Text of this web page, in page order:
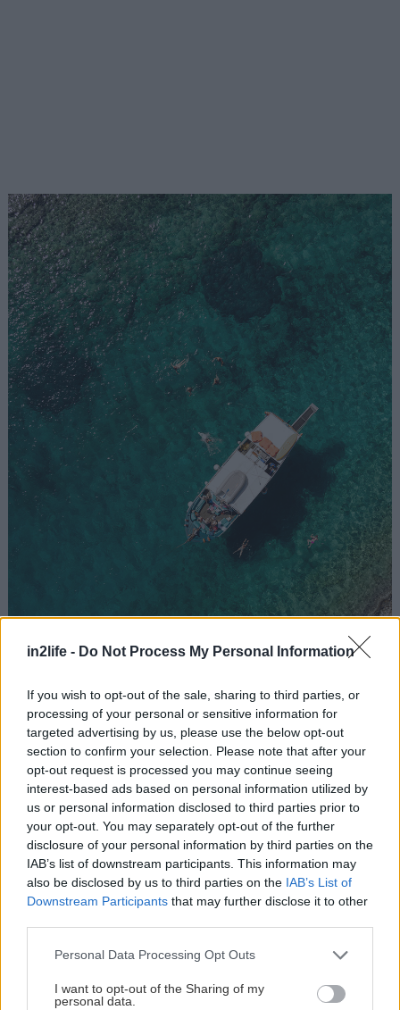
in2life - Do Not Process My Personal Information
If you wish to opt-out of the sale, sharing to third parties, or
processing of your personal or sensitive information for
targeted advertising by us, please use the below opt-out
section to confirm your selection. Please note that after your
opt-out request is processed you may continue seeing
interest-based ads based on personal information utilized by
us or personal information disclosed to third parties prior to
your opt-out. You may separately opt-out of the further
disclosure of your personal information by third parties on the
IAB’s list of downstream participants. This information may
also be disclosed by us to third parties on the IAB’s List of
Downstream Participants that may further disclose it to other
Please note that this website/app uses one or more Google
not limited to your visit or usage behaviour. You may click to
grant or deny consent to Google and its third-party tags to
Personal Data Processing Opt Outs
I want to opt-out of the Sharing of my
personal data.
Φωτό: Panos Demiropoulos | Courtesy of East
Attica Cruises
Βαριέμαι να περπατάω…
Υπάρχει κι άλλη λύση: Να επιβιβαστείς σαν άλλος
Cruises που αναχωρεί καθημερινά δύο φορές τη
μέρα από το Πόρτο Ράφτη, και σε φέρνεισε
Αναζήτηση